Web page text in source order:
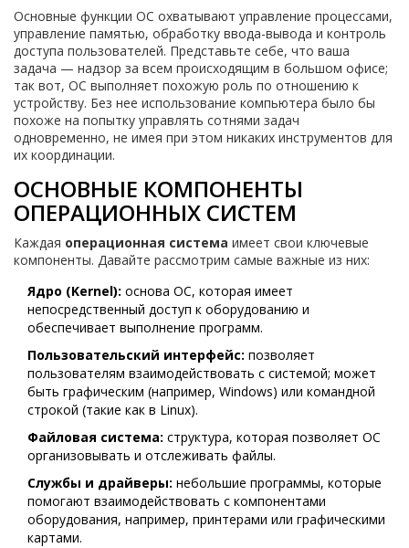
Основные функции ОС охватывают управление процессами,
управление памятью, обработку ввода-вывода и контроль
доступа пользователей. Представьте себе, что ваша
задача — надзор за всем происходящим в большом офисе;
так вот, ОС выполняет похожую роль по отношению к
устройству. Без нее использование компьютера было бы
похоже на попытку управлять сотнями задач
одновременно, не имея при этом никаких инструментов для
их координации.
ОСНОВНЫЕ КОМПОНЕНТЫ
ОПЕРАЦИОННЫХ СИСТЕМ
Каждая операционная система имеет свои ключевые
компоненты. Давайте рассмотрим самые важные из них:
Ядро (Kernel): основа ОС, которая имеет
непосредственный доступ к оборудованию и
обеспечивает выполнение программ.
Пользовательский интерфейс: позволяет
пользователям взаимодействовать с системой; может
быть графическим (например, Windows) или командной
строкой (такие как в Linux).
Файловая система: структура, которая позволяет ОС
организовывать и отслеживать файлы.
Службы и драйверы: небольшие программы, которые
помогают взаимодействовать с компонентами
оборудования, например, принтерами или графическими
картами.